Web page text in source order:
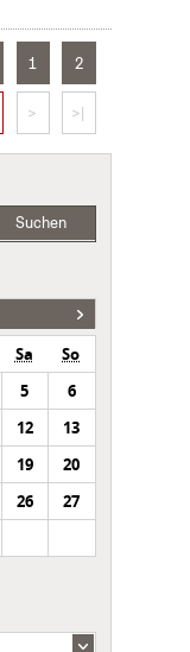
1 2
> >|
Suchen
Sa
So
5
6
12
13
19
20
26
27